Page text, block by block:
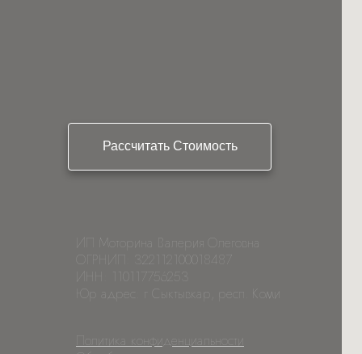
Рассчитать Стоимость
ИП Моторина Валерия Олеговна
ОГРНИП: 322112100018487
ИНН: 110117756253
Юр адрес: г Сыктывкар, респ. Коми
Политика конфиденциальности